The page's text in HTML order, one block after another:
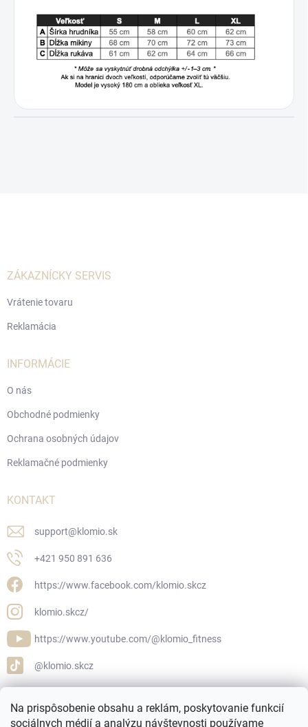
Na prispôsobenie obsahu a reklám, poskytovanie funkcií
sociálnych médií a analýzu návštevnosti používame
ZÁKAZNÍCKY SERVIS
Vrátenie tovaru
Reklamácia
INFORMÁCIE
O nás
Obchodné podmienky
Ochrana osobných údajov
Reklamačné podmienky
KONTAKT
support@klomio.sk
+421 950 891 636
https://www.facebook.com/klomio.skcz
klomio.skcz/
https://www.youtube.com/@klomio_fitness
@klomio.skcz